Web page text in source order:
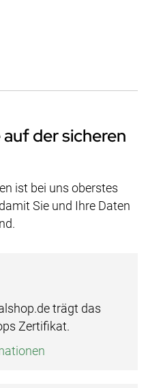
auf der sicheren
ist bei uns oberstes
Sie und Ihre Daten
trägt das
Zertifikat.